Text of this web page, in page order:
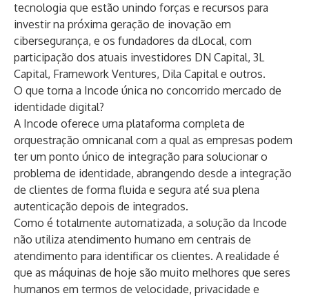
tecnologia que estão unindo forças e recursos para
investir na próxima geração de inovação em
cibersegurança, e os fundadores da dLocal, com
participação dos atuais investidores DN Capital, 3L
Capital, Framework Ventures, Dila Capital e outros.
O que torna a Incode única no concorrido mercado de
identidade digital?
A Incode oferece uma plataforma completa de
orquestração omnicanal com a qual as empresas podem
ter um ponto único de integração para solucionar o
problema de identidade, abrangendo desde a integração
de clientes de forma fluida e segura até sua plena
autenticação depois de integrados.
Como é totalmente automatizada, a solução da Incode
não utiliza atendimento humano em centrais de
atendimento para identificar os clientes. A realidade é
que as máquinas de hoje são muito melhores que seres
humanos em termos de velocidade, privacidade e